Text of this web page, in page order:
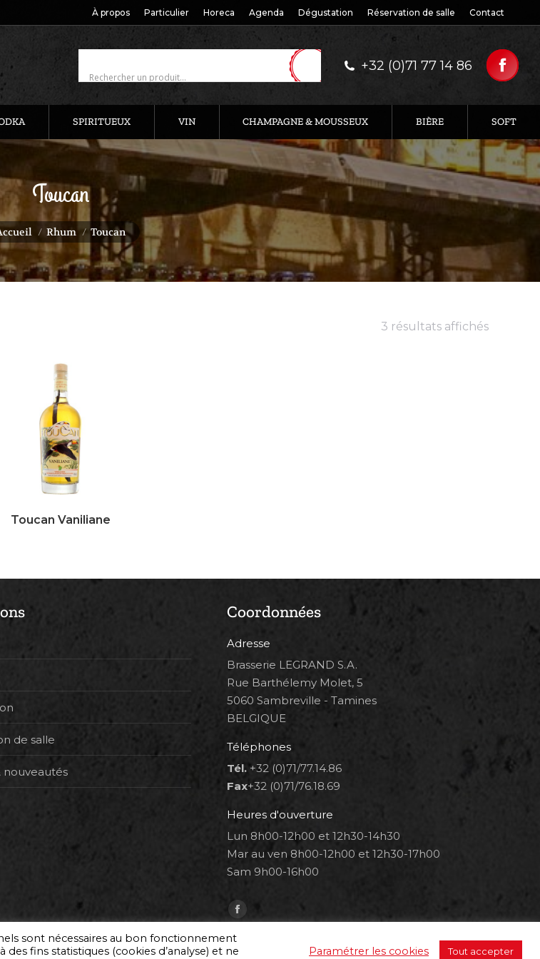
À propos Particulier Horeca Agenda Dégustation Réservation de salle Contact
+32 (0)71 77 14 86
SPIRITUEUX VIN CHAMPAGNE & MOUSSEUX BIÈRE SOFT
Toucan
êtes ici :
Rhum Toucan
3 résultats affichés
Toucan Vaniliane
de salle
nouveautés
Coordonnées
Adresse
Brasserie LEGRAND S.A.
Rue Barthélemy Molet, 5
5060 Sambreville - Tamines
BELGIQUE
Téléphones
Tél. +32 (0)71/77.14.86
Fax+32 (0)71/76.18.69
Heures d'ouverture
Lun 8h00-12h00 et 12h30-14h30
Mar au ven 8h00-12h00 et 12h30-17h00
Sam 9h00-16h00
Trouvez nous sur :
Facebook
page
opens
sont nécessaires au bon fonctionnement
fins statistiques (cookies d’analyse) et ne
Paramétrer les cookies Tout accepter